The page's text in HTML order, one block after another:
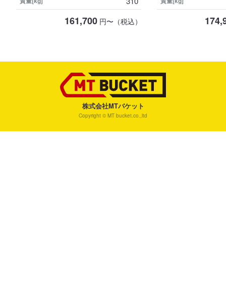
161,700 円〜（税込）
株式会社MTバケット
Copyright © MT bucket.co.,ltd